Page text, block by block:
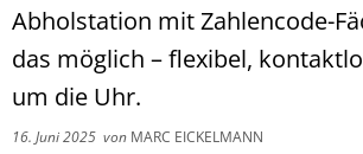
Abholstation mit Zahlencode-
das möglich – flexibel,
um die Uhr.
16. Juni 2025 von MARC EICKELMANN